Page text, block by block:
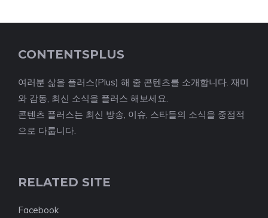
CONTENTSPLUS
여러분 삶을 플러스(Plus) 해 줄 콘텐츠를 소개합니다. 재미
와 감동, 최신 소식을 플러스 해보세요.
콘텐츠 플러스는 최신 방송, 이슈, 스타들의 소식을 중점적
으로 다룹니다.
RELATED SITE
Facebook